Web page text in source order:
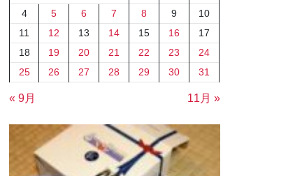
4
5 6 7 8 9
10
11
12 13 14 15 16
17
18
19 20 21 22 23
24
25
26 27 28 29 30 31
« 9月 11月 »